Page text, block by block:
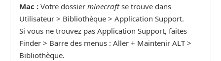
Mac : Votre dossier minecraftse trouve dans
Utilisateur > Bibliothèque > Application Support.
Si vous ne trouvez pas Application Support, faites
Finder > Barre des menus : Aller + Maintenir ALT >
Bibliothèque.